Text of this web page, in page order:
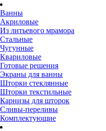
Ванны
Акриловые
Из литьевого мрамора
Стальные
Чугунные
Квариловые
Готовые решения
Экраны для ванны
Шторки стеклянные
Шторки текстильные
Карнизы для шторок
Сливы-переливы
Комплектующие